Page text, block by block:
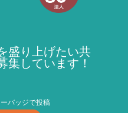
盛り上げたい共
集しています！
バッジで投稿